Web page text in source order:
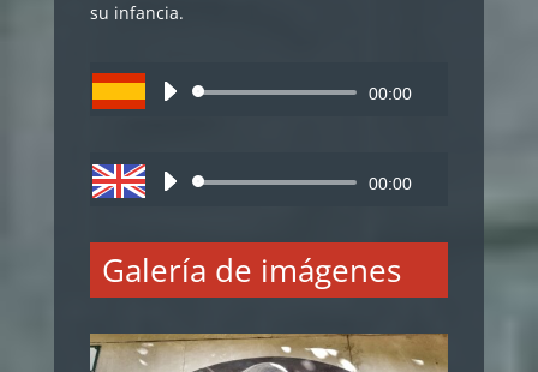
su infancia.
Reproductor00:00
Reproductor
audio
00:00
Galería de imágenes